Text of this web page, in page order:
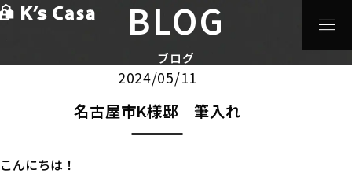
BLOG
ブログ
注文住宅> 名古屋市K様邸 筆入れ
2024/05/11
名古屋市K様邸 筆入れ
こんにちは！